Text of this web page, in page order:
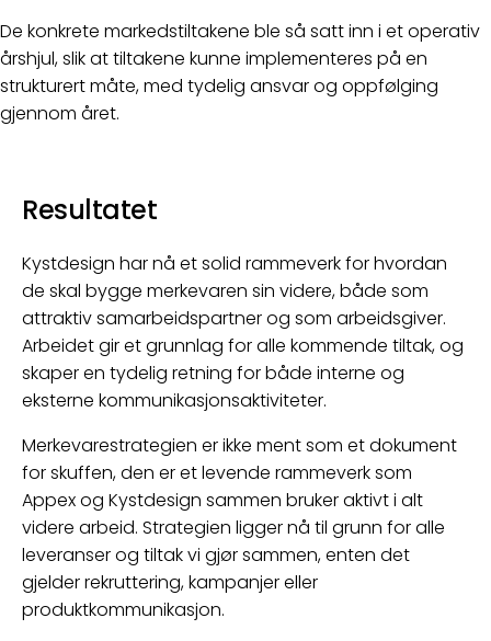
De konkrete markedstiltakene ble så satt inn i et operativ
årshjul, slik at tiltakene kunne implementeres på en
strukturert måte, med tydelig ansvar og oppfølging
gjennom året.
Resultatet
Kystdesign har nå et solid rammeverk for hvordan
de skal bygge merkevaren sin videre, både som
attraktiv samarbeidspartner og som arbeidsgiver.
Arbeidet gir et grunnlag for alle kommende tiltak, og
skaper en tydelig retning for både interne og
eksterne kommunikasjonsaktiviteter.
Merkevarestrategien er ikke ment som et dokument
for skuffen, den er et levende rammeverk som
Appex og Kystdesign sammen bruker aktivt i alt
videre arbeid. Strategien ligger nå til grunn for alle
leveranser og tiltak vi gjør sammen, enten det
gjelder rekruttering, kampanjer eller
produktkommunikasjon.